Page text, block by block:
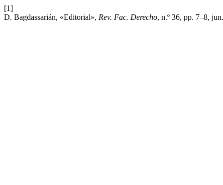
[1]
D. Bagdassarián, «Editorial», Rev. Fac. Derecho, n.º 36, pp. 7–8,